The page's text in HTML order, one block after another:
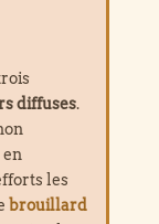
diffuses.
les
brouillard